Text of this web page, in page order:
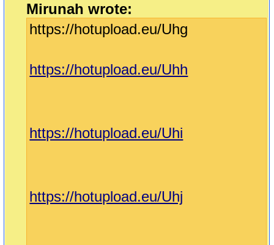
Mirunah wrote:
https://hotupload.eu/Uhg
https://hotupload.eu/Uhh
https://hotupload.eu/Uhi
https://hotupload.eu/Uhj